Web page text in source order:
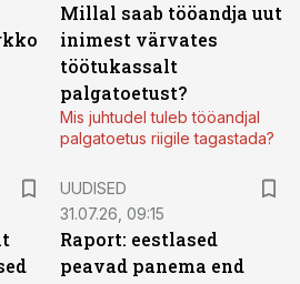
Millal saab tööandja uut
inimest värvates
töötukassalt
palgatoetust?
Mis juhtudel tuleb tööandjal
palgatoetus riigile tagastada?
UUDISED
31.07.26, 09:15
Raport: eestlased
peavad panema end